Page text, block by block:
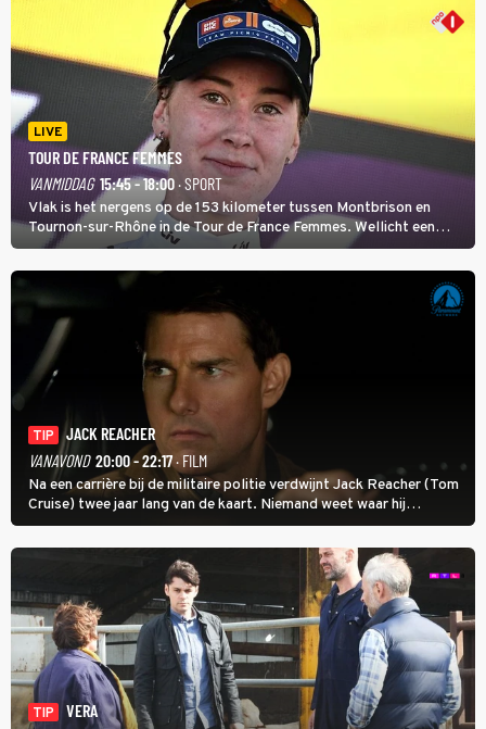
LIVE
TOUR DE FRANCE FEMMES
VANMIDDAG 15:45 - 18:00· SPORT
Vlak is het nergens op de 153 kilometer tussen Montbrison en
Tournon-sur-Rhône in de Tour de France Femmes. Wellicht een
kans voor Nienke Vinke, die vorig jaar de witte trui won.
TIP
JACK REACHER
VANAVOND 20:00 - 22:17· FILM
Na een carrière bij de militaire politie verdwijnt Jack Reacher (Tom
Cruise) twee jaar lang van de kaart. Niemand weet waar hij
uithangt, totdat moordverdachte James Barr naar hem vraagt.
TIP
VERA